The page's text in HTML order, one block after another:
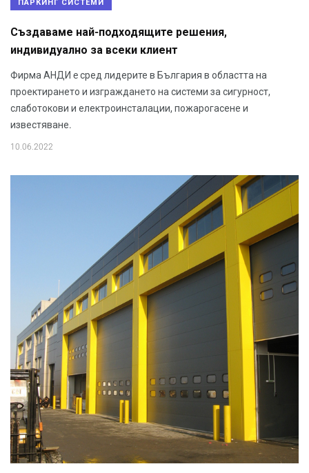
ПАРКИНГ СИСТЕМИ
Създаваме най-подходящите решения,
индивидуално за всеки клиент
Фирма АНДИ e сред лидерите в България в областта на
проектирането и изграждането на системи за сигурност,
слаботокови и електроинсталации, пожарогасене и
известяване.
10.06.2022